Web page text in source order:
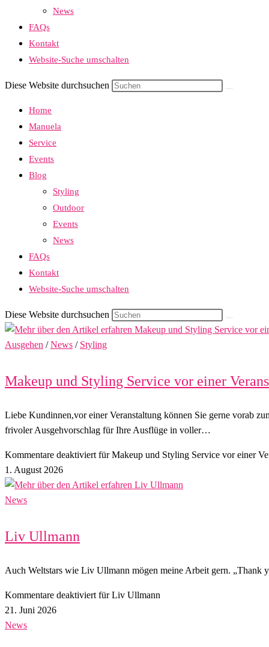
News
FAQs
Kontakt
Website-Suche umschalten
Diese Website durchsuchen
Home
Manuela
Service
Events
Blog
Styling
Outdoor
Events
News
FAQs
Kontakt
Website-Suche umschalten
Diese Website durchsuchen
Ausgehen /News / Styling
Makeup und Styling Service vor einer
Liebe Kundinnen,vor einer Veranstaltung können Sie gerne vorab
frivoler Ausgehvorschlag für Ihre Ausflüge in voller…
Kommentare deaktiviert für Makeup und Styling Service vor einer
1. August 2026
News
Liv Ullmann
Auch Weltstars wie Liv Ullmann mögen meine Arbeit gern. „Thank
Kommentare deaktiviert für Liv Ullmann
21. Juni 2026
News